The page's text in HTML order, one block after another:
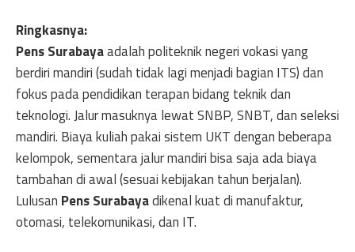
Ringkasnya:
Pens Surabayaadalah politeknik negeri vokasi yang
berdiri mandiri (sudah tidak lagi menjadi bagian ITS) dan
fokus pada pendidikan terapan bidang teknik dan
teknologi. Jalur masuknya lewat SNBP, SNBT, dan seleksi
mandiri. Biaya kuliah pakai sistem UKT dengan beberapa
kelompok, sementara jalur mandiri bisa saja ada biaya
tambahan di awal (sesuai kebijakan tahun berjalan).
Lulusan Pens Surabayadikenal kuat di manufaktur,
otomasi, telekomunikasi, dan IT.